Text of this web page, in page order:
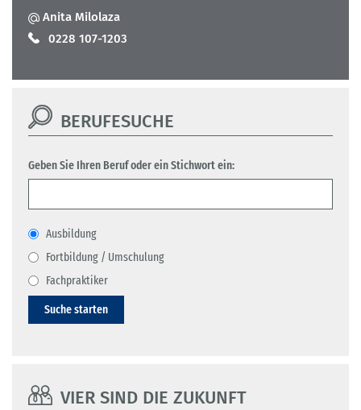
Anita Milolaza
0228 107-1203
BERUFESUCHE
Geben Sie Ihren Beruf oder ein Stichwort ein:
Ausbildung
Fortbildung / Umschulung
Fachpraktiker
Suche starten
VIER SIND DIE ZUKUNFT